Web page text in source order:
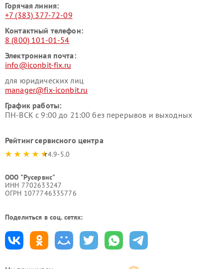
Горячая линия:
+7 (383) 377-72-09
Контактный телефон:
8 (800) 101-01-54
Электронная почта:
info@iconbit-fix.ru
для юридических лиц
manager@fix-iconbit.ru
График работы:
ПН-ВСК с 9:00 до 21:00 без перерывов и выходных
Рейтинг сервисного центра
4.9-5.0
ООО "Русервис"
ИНН 7702633247
ОГРН 1077746335776
Поделиться в соц. сетях: